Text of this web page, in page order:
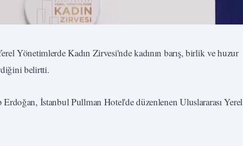
Yönetimlerde Kadın Zirvesi'nde kadının barış, birlik ve huzur
belirtti.
İstanbul Pullman Hotel'de düzenlenen Uluslararası Yerel